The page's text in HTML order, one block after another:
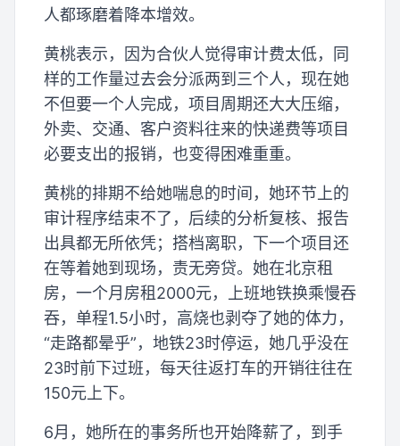
人都琢磨着降本增效。
黄桃表示，因为合伙人觉得审计费太低，同
样的工作量过去会分派两到三个人，现在她
不但要一个人完成，项目周期还大大压缩，
外卖、交通、客户资料往来的快递费等项目
必要支出的报销，也变得困难重重。
黄桃的排期不给她喘息的时间，她环节上的
审计程序结束不了，后续的分析复核、报告
出具都无所依凭；搭档离职，下一个项目还
在等着她到现场，责无旁贷。她在北京租
房，一个月房租2000元，上班地铁换乘慢吞
吞，单程1.5小时，高烧也剥夺了她的体力，
“走路都晕乎”，地铁23时停运，她几乎没在
23时前下过班，每天往返打车的开销往往在
150元上下。
6月，她所在的事务所也开始降薪了，到手